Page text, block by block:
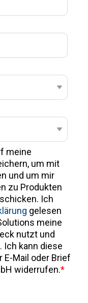
meine
um mit
und um mir
zu Produkten
Ich
gelesen
meine
nutzt und
Ich kann diese
E-Mail oder Brief
widerrufen.*